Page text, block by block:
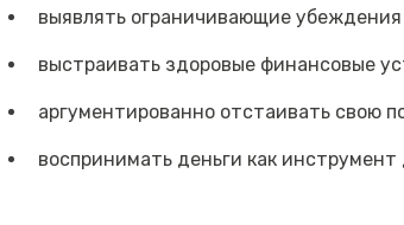
выявлять ограничивающие
выстраивать здоровые финансовые
аргументированно отстаивать свою
воспринимать деньги как